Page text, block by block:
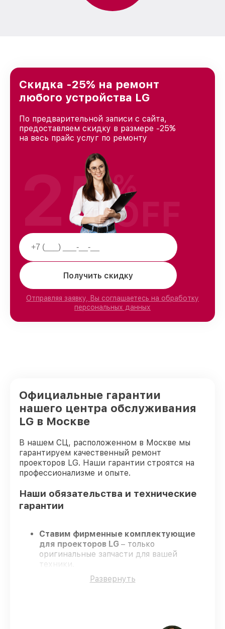
Скидка -25% на ремонт
любого устройства LG
По предварительной записи с сайта,
предоставляем скидку в размере -25%
на весь прайс услуг по ремонту
Получить скидку
Отправляя заявку, Вы соглашаетесь на обработку
персональных данных
25%
OFF
Официальные гарантии
нашего центра обслуживания
LG в Москве
В нашем СЦ, расположенном в Москве мы
гарантируем качественный ремонт
проекторов LG. Наши гарантии строятся на
профессионализме и опыте.
Наши обязательства и технические
гарантии
Ставим фирменные комплектующие
для проекторов LG – только
оригинальные запчасти для вашей
техники.
Сертифицированные специалисты
проходят регулярное обучение, что
ремонт проекторов LG в оговоренные
Развернуть